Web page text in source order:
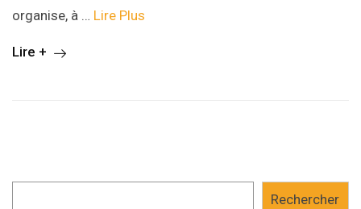
organise, à … Lire Plus
Lire +
Rechercher